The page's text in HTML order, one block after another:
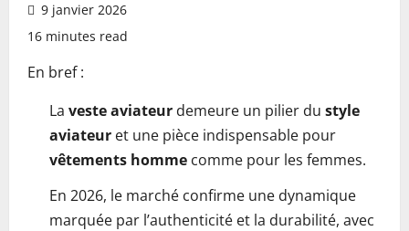
9 janvier 2026
16 minutes read
En bref :
La veste aviateur demeure un pilier du style
aviateur et une pièce indispensable pour
vêtements homme comme pour les femmes.
En 2026, le marché confirme une dynamique
marquée par l’authenticité et la durabilité, avec